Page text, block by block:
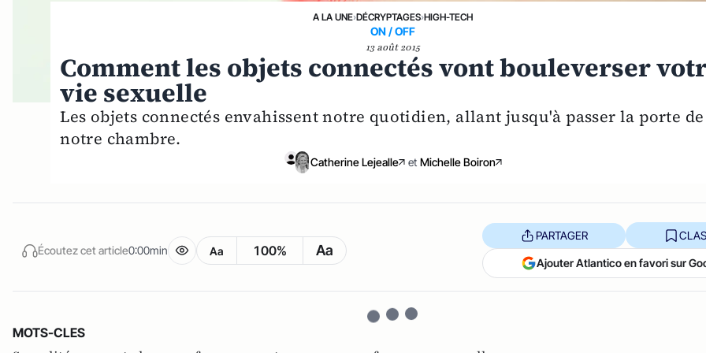
A LA UNE›DÉCRYPTAGES›HIGH-TECH
ON / OFF
13 août 2015
Comment les objets connectés vont bouleverser
vie sexuelle
Les objets connectés envahissent notre quotidien, allant jusqu'à passer la porte de
notre chambre.
Catherine Lejealle et Michelle Boiron
Écoutez cet article0:00min Aa 100% Aa
PARTAGER
Ajouter Atlantico en favori sur
MOTS-CLES